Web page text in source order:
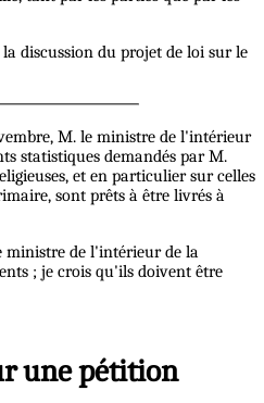
discussion du projet de loi sur le
M. le ministre de l'intérieur
statistiques demandés par M.
et en particulier sur celles
sont prêts à être livrés à
ministre de l'intérieur de la
; je crois qu'ils doivent être
une pétition